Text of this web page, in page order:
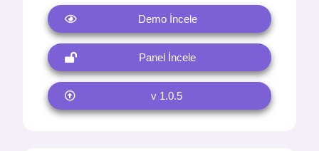
Demo İncele
Panel İncele
v 1.0.5